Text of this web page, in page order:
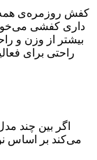
کفش روزمره‌ی
داری کفشی
بیشتر از وزن و
راحتی برای
اگر بین چند
می‌کند بر اساس